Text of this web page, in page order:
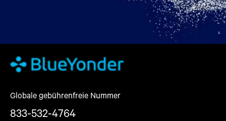
Globale gebührenfreie Nummer
833-532-4764